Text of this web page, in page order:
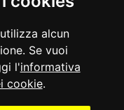
alcun
Se vuoi
l'informativa
cookie.
feedback